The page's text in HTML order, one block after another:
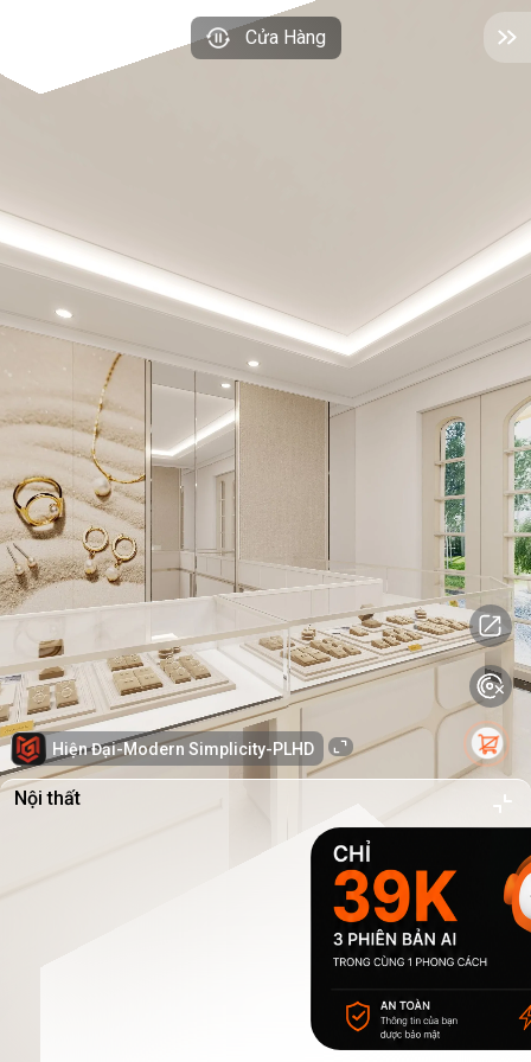
Cửa Hàng
Hiện Đại-Modern Simplicity-PLHD
Nội thất